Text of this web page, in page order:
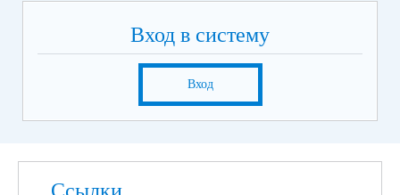
Вход в систему
Вход